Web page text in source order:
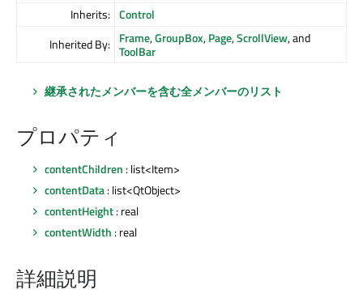
Inherits: Control
Inherited By: Frame,GroupBox,Page,ScrollView, and
ToolBar
継承されたメンバーを含む全メンバーのリスト
プロパティ
contentChildren : list<Item>
contentData: list<QtObject>
contentHeight: real
contentWidth : real
詳細説明